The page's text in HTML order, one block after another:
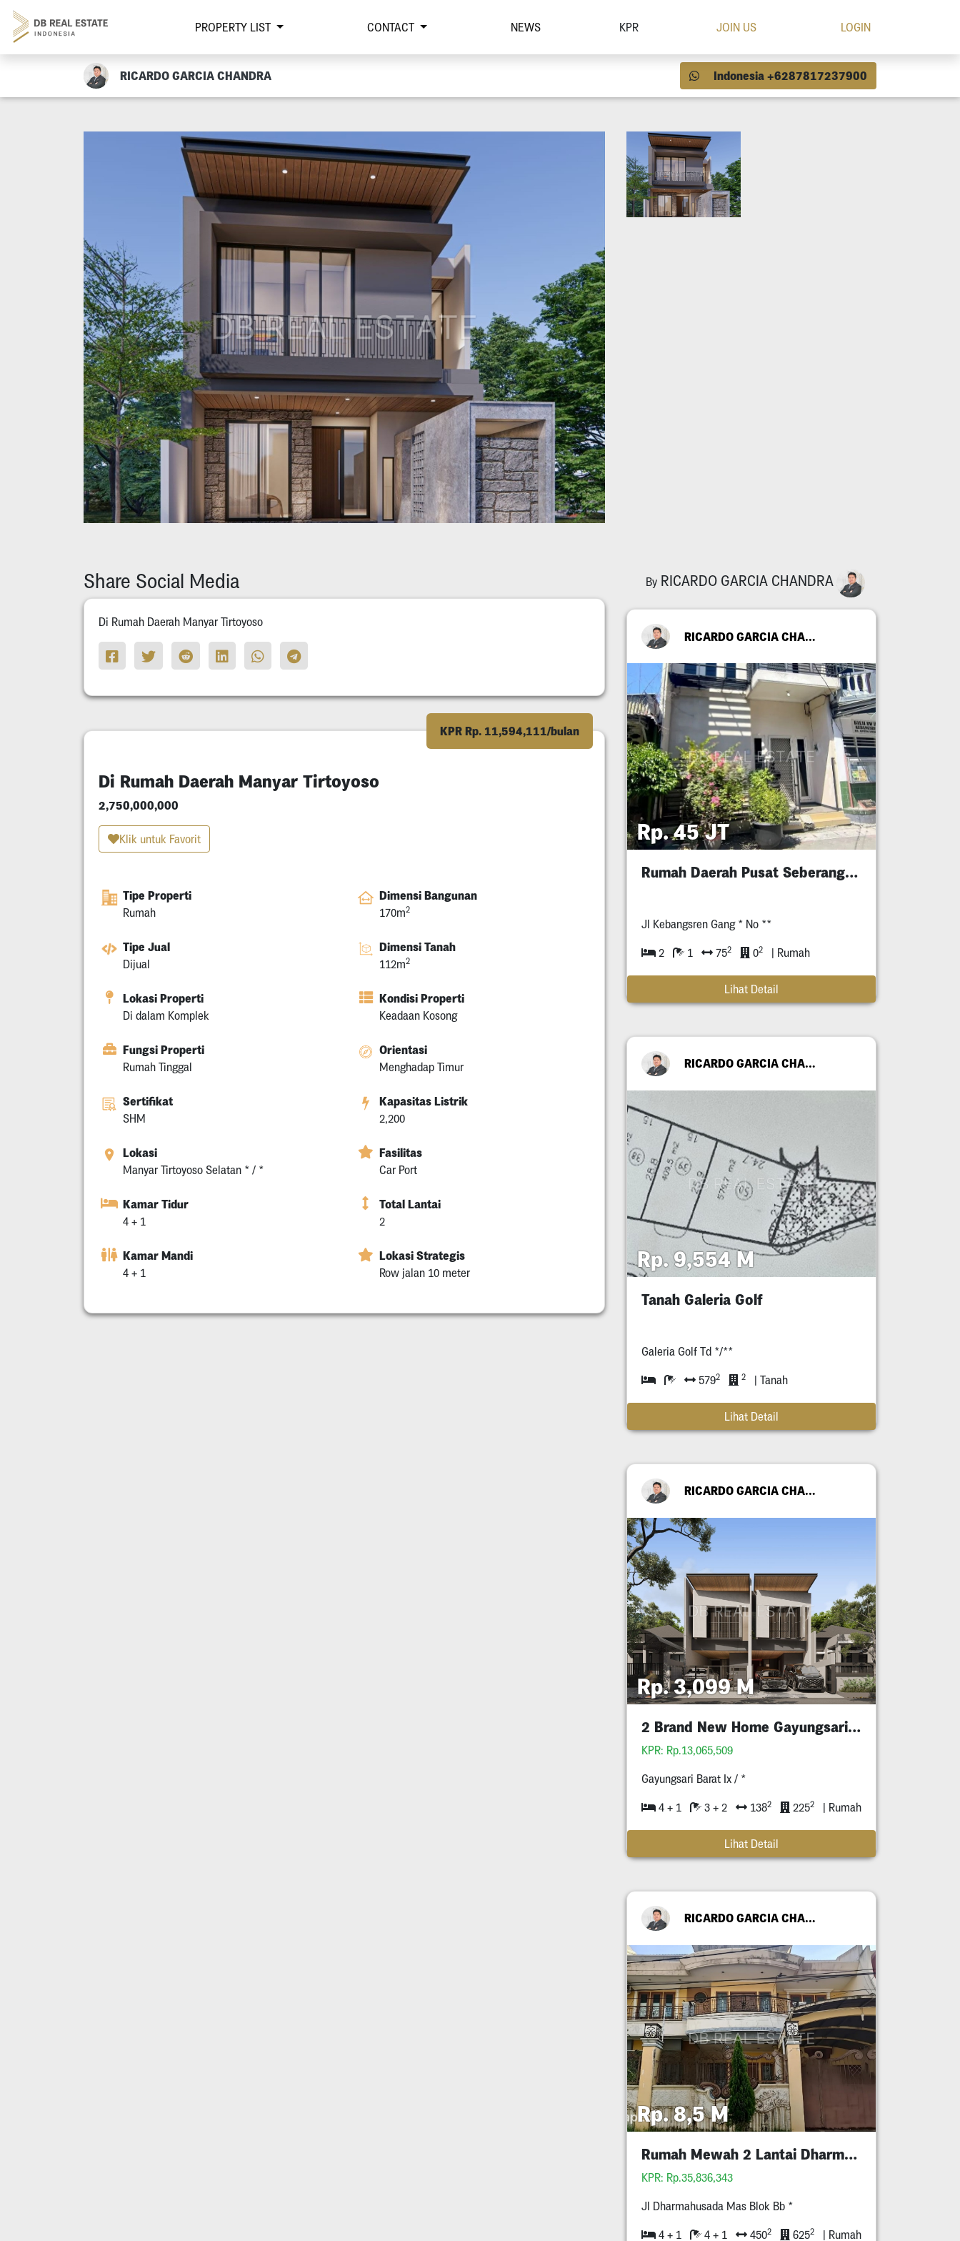
PROPERTY LIST CONTACT NEWS KPR JOIN US LOGIN
RICARDO GARCIA CHANDRA Indonesia +6287817237900
Share Social Media
Di Rumah Daerah Manyar Tirtoyoso
KPR Rp. 11,594,111/bulan
Di Rumah Daerah Manyar Tirtoyoso
2,750,000,000
Klik untuk Favorit
Tipe Properti
Rumah
Dimensi Bangunan
170m2
Tipe Jual
Dijual
Dimensi Tanah
112m2
Lokasi Properti
Di dalam Komplek
Kondisi Properti
Keadaan Kosong
Fungsi Properti
Rumah Tinggal
Orientasi
Menghadap Timur
Sertifikat
SHM
Kapasitas Listrik
2,200
Lokasi
Manyar Tirtoyoso Selatan * / *
Fasilitas
Car Port
Kamar Tidur
4 + 1
Total Lantai
2
Kamar Mandi
4 + 1
Lokasi Strategis
Row jalan 10 meter
By RICARDO GARCIA CHANDRA
RICARDO GARCIA CHANDRA
Rp. 45 JT
Rumah Daerah Pusat Seberang Tunjungan Plaza
Jl Kebangsren Gang * No **
2 1 752 02 | Rumah
Lihat Detail
RICARDO GARCIA CHANDRA
Rp. 9,554 M
Tanah Galeria Golf
Galeria Golf Td */**
5792 2 | Tanah
Lihat Detail
RICARDO GARCIA CHANDRA
Rp. 3,099 M
2 Brand New Home Gayungsari Barat
KPR: Rp.13,065,509
Gayungsari Barat Ix / *
4 + 1 3 + 2 1382 2252 | Rumah
Lihat Detail
RICARDO GARCIA CHANDRA
Rp. 8,5 M
Rumah Mewah 2 Lantai Dharmahusada Mas
KPR: Rp.35,836,343
Jl Dharmahusada Mas Blok Bb *
4 + 1 4 + 1 4502 6252 | Rumah